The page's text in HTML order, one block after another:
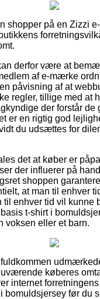
shopper på en Zizzi
derfor være at
af e-mærke
påvisning af at
regler, tillige med at
der forstår
er en rigtig god
du udsættes for
det at køber er
der influerer på
shoppen
at man til enhver
til enhver tid vil kunne
t-shirt i
voksen eller et barn.
køberes
internet
bomuldsjersey før du